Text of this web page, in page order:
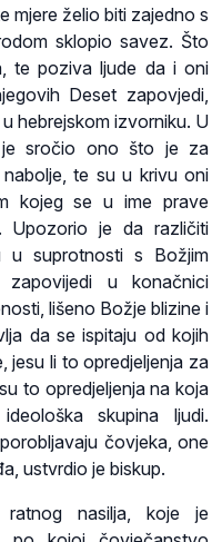
mjere želio biti zajedno s
sklopio savez. Što
te poziva ljude da i oni
Deset zapovjedi,
hebrejskom izvorniku. U
je sročio ono što je za
te su u krivu oni
kojeg se u ime prave
Upozorio je da različiti
u suprotnosti s Božjim
u konačnici
lišeno Božje blizine i
da se ispitaju od kojih
jesu li to opredjeljenja za
to opredjeljenja na koja
skupina ljudi.
čovjeka, one
ustvrdio je biskup.
ratnog nasilja, koje je